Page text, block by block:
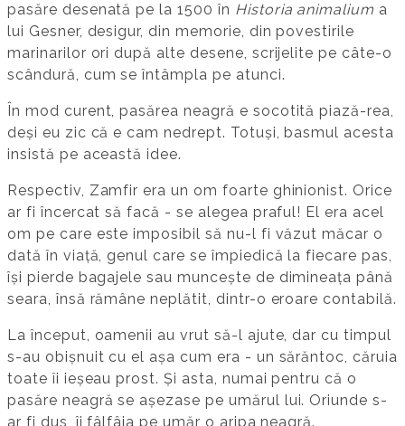
pasăre desenată pe la 1500 în Historia animalium a
lui Gesner, desigur, din memorie, din povestirile
marinarilor ori după alte desene, scrijelite pe câte-o
scândură, cum se întâmpla pe atunci.
În mod curent, pasărea neagră e socotită piază-rea,
deși eu zic că e cam nedrept. Totuși, basmul acesta
insistă pe această idee.
Respectiv, Zamfir era un om foarte ghinionist. Orice
ar fi încercat să facă - se alegea praful! El era acel
om pe care este imposibil să nu-l fi văzut măcar o
dată în viață, genul care se împiedică la fiecare pas,
își pierde bagajele sau muncește de dimineața până
seara, însă rămâne neplătit, dintr-o eroare contabilă.
La început, oamenii au vrut să-l ajute, dar cu timpul
s-au obișnuit cu el așa cum era - un sărăntoc, căruia
toate îi ieșeau prost. Și asta, numai pentru că o
pasăre neagră se așezase pe umărul lui. Oriunde s-
ar fi dus, îi fâlfâia pe umăr o aripa neagră.